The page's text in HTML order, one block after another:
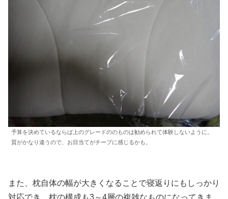
予算を決めているならば上のグレードののものは勧められて体験しないように。
質がかなり違うので、お目当てがチープに感じるかも。
また、枕自体の幅が大きくなることで寝返りにもしっかり
対応でき、枕の構成も3～4層の複雑なものになってきま